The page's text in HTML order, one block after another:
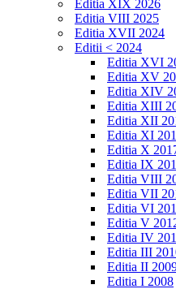
Editia XIX 2026
Editia VIII 2025
Editia XVII 2024
Editii < 2024
Editia XVI
Editia XV
Editia XIV
Editia XIII
Editia XII
Editia XI
Editia X
Editia IX
Editia VIII
Editia VII
Editia VI
Editia V
Editia IV
Editia III
Editia II
Editia I 2008